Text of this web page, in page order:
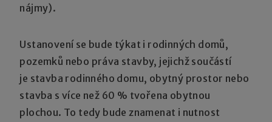
nájmy).
Ustanovení se bude týkat i rodinných domů,
pozemků nebo práva stavby, jejichž součástí
je stavba rodinného domu, obytný prostor nebo
stavba s více než 60 % tvořena obytnou
plochou. To tedy bude znamenat i nutnost